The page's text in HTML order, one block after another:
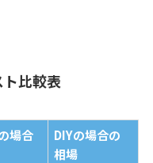
比較表
場合
DIYの場合の
相場